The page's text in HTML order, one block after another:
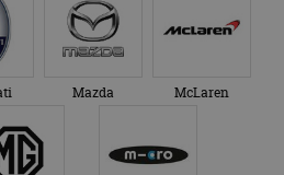
Mazda McLaren